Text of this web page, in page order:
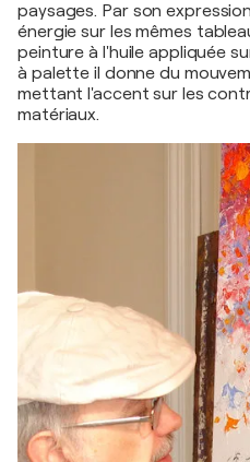
paysages. Par son
énergie sur les mêmes
peinture à l'huile appliquée
à palette il donne du
mettant l'accent sur les
matériaux.